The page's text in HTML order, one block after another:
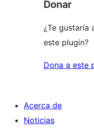
Donar
¿Te gustaría
este plugin?
Dona a este
Acerca de
Noticias